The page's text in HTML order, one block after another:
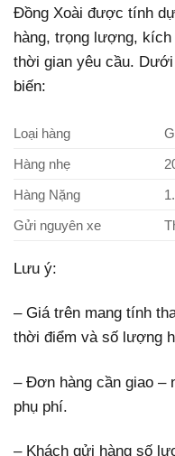
Đồng Xoài được tính
hàng, trọng lượng,
thời gian yêu cầu.
biến:
Loại hàng
Hàng nhẹ
Hàng Nặng
Gửi nguyên xe
Lưu ý:
– Giá trên mang tính
thời điểm và số lượng
– Đơn hàng cần giao –
phụ phí.
– Khách gửi hàng số